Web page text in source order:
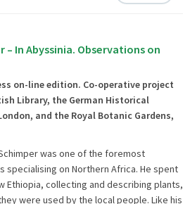
– In Abyssinia. Observations on
on-line edition. Co-operative project
Library, the German Historical
and the Royal Botanic Gardens,
was one of the foremost
on Northern Africa. He spent
Ethiopia, collecting and describing plants,
were used by the local people. Like his